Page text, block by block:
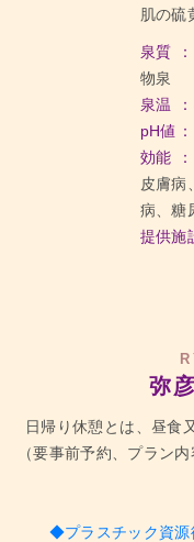
肌の硫
泉質
物泉
泉温
pH値
効能
皮膚病
病、糖
提供施
弥
日帰り休憩とは、昼食
（要事前予約、プラン
◆プラスチック資